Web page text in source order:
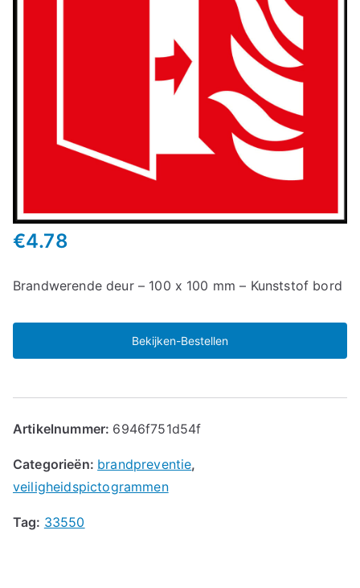
€4.78
Brandwerende deur – 100 x 100 mm – Kunststof bord
Bekijken-Bestellen
Artikelnummer: 6946f751d54f
Categorieën: brandpreventie,
veiligheidspictogrammen
Tag: 33550